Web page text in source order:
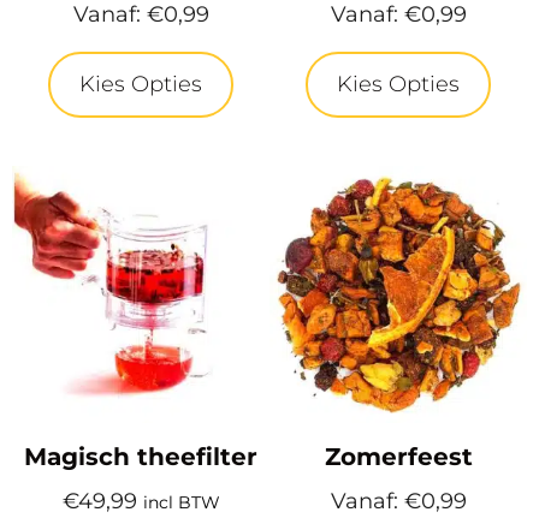
Vanaf: €0,99
Kies Opties
Vanaf: €0,99
Kies Opties
Magisch theefilter
€49,99 incl BTW
Zomerfeest
Vanaf: €0,99